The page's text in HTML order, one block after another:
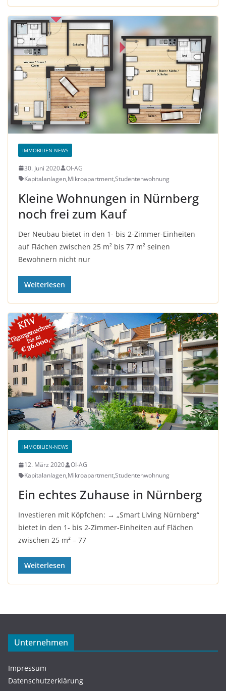
IMMOBILIEN-NEWS
30. Juni 2020
OI-AG
Kapitalanlagen,Mikroapartment,Studentenwohnung
Kleine Wohnungen in Nürnberg
noch frei zum Kauf
Der Neubau bietet in den 1- bis 2-Zimmer-Einheiten
auf Flächen zwischen 25 m² bis 77 m² seinen
Bewohnern nicht nur
Weiterlesen
IMMOBILIEN-NEWS
12. März 2020
OI-AG
Kapitalanlagen,Mikroapartment,Studentenwohnung
Ein echtes Zuhause in Nürnberg
Investieren mit Köpfchen: → „Smart Living Nürnberg“
bietet in den 1- bis 2-Zimmer-Einheiten auf Flächen
zwischen 25 m² – 77
Weiterlesen
Unternehmen
Impressum
Datenschutzerklärung